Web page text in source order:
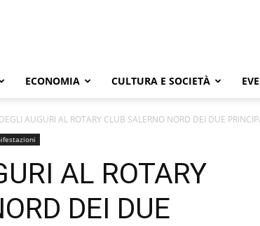
ECONOMIA CULTURA E SOCIETÀ
AUGURI AL ROTARY CLUB SALERNO NORD DEI DUE
AL ROTARY
DEI DUE